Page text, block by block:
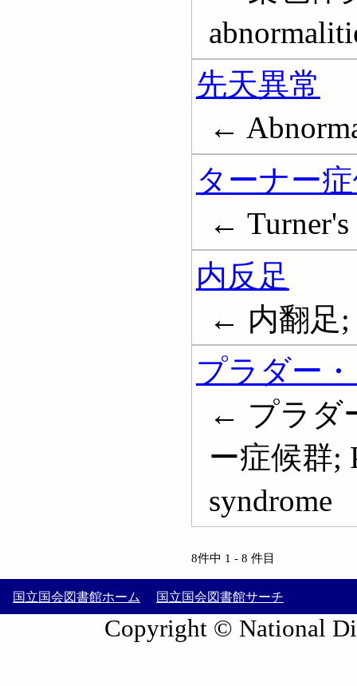
先天異常
←
ターナー
← Turner's
内反足
← 内翻足;
プラダー
← プラダ
ー症候群;
syndrome
8件中 1 - 8 件目
国立国会図書館ホーム 国立国会図書館サーチ
Copyright © National